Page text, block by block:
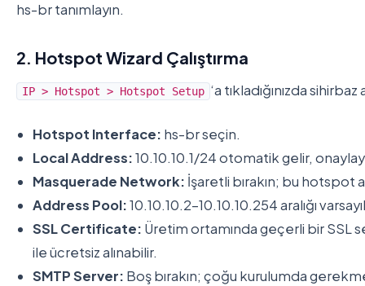
hs-br tanımlayın.
2. Hotspot Wizard Çalıştırma
IP > Hotspot > Hotspot Setup ‘a tıkladığınızda
Hotspot Interface: hs-br seçin.
Local Address:10.10.10.1/24 otomatik gelir,
Masquerade Network: İşaretli bırakın; bu hotspot
Address Pool:10.10.10.2-10.10.10.254 aralığı
SSL Certificate: Üretim ortamında geçerli bir SSL
ile ücretsiz alınabilir.
SMTP Server: Boş bırakın; çoğu kurulumda